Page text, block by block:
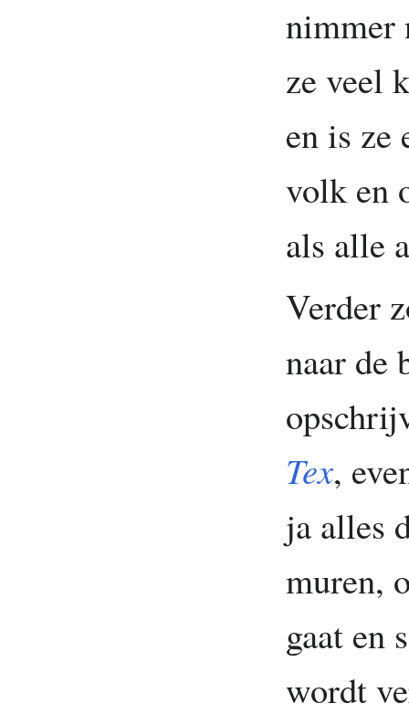
nimmer
ze veel
en is ze
volk en
als alle
Verder
naar de
Tex,
ja alles
muren,
gaat en
wordt